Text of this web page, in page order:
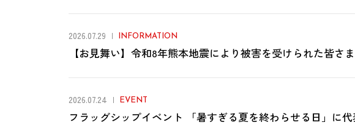
2026.07.29 INFORMATION
【お見舞い】令和8年熊本地震により被害を受けられた皆さ
2026.07.24 EVENT
フラッグシップイベント 「暑すぎる夏を終わらせる日」に